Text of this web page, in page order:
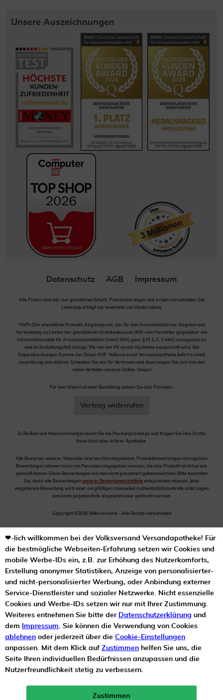
Unsere Auszeichnungen
Datenschutz AGB Impressum
Alle Preise sind inkl. der gestzlichen MwSt. Preisänderungen und Irrtum vorbehalten. Die
Lieferung erfolgt nur innerhalb von Deutschland.
*AVP= Der einheitliche Produkt-Abgabepreis, der für den Ausnahmefall der Abgabe und
Abrechnung zu Lasten der gesetzlichen Krankenkassen (KK) vom Hersteller gegenüber der
Informationsstelle für Arzneispezialitäten GmbH (IFA) gem. § III 1, S. 2 AMG anzugeben ist
und im Erstattungsfall abzügl. 5% von der KK an die Apotheke ausgezahlt wird. Bei
Doppelpackungen Summe der Einzel-AVP. Volksversand Versandapotheke liefert schnell,
zuverlässig und diskret. Schenken Sie uns Ihr Vertrauen und überzeugen Sie sich von den
vielen Vorteilen unseres Online-Shops!
Für den Widerruf einer Bestellung nutzen Sie das Formular:
Vertrag widerrufen
Zu Risiken und Nebenwirkungen lesen Sie die Packungsbeilage und fragen Sie Ihre Ärztin,
Ihren Arzt oder in Ihrer Apotheke.
Alle Besucher unserer Webseite sind herzlich eingeladen, Produktbewertungen abzugeben.
Bewertungen können auch von Personen abgegeben werden, die das Produkt nicht bei uns
gekauft haben. Diese Bewertungen werden nicht gesondert gekennzeichnet. Bitte beachten
Sie, dass alle Bewertungen unserer Bewertungsrichtlinie entsprechen müssen. Jede
eingehende Bewertung wird einer sorgfältigen manuellen Authentizitätskontrolle unterzogen
und kann gegebenfalls abgelehnt oder gelöscht werden.
Copyright ©2026 Volksversand - Alle Rechte vorbehalten
❤-lich willkommen bei der Volksversand Versandapotheke! Für
die bestmögliche Webseiten-Erfahrung setzen wir Cookies und
mobile Werbe-IDs ein, z.B. zur Erhöhung des Nutzerkomforts,
Erstellung anonymer Statistiken, Anzeige von personalisierter-
und nicht-personalisierter Werbung, oder Anbindung externer
Service-Dienstleister und sozialer Netzwerke. Nicht essenzielle
Cookies und Werbe-IDs setzen wir nur mit Ihrer Zustimmung.
Weiteres entnehmen Sie bitte der Datenschutzerklärung und
dem
Impressum. Sie können die Verwendung von Cookies
ablehnen oder jederzeit über die Cookie-Einstellungen
anpassen. Mit dem Klick auf Zustimmen helfen Sie uns, die
Seite Ihren individuellen Bedürfnissen anzupassen und die
Nutzerfreundlichkeit stetig zu verbessern.
Zustimmen